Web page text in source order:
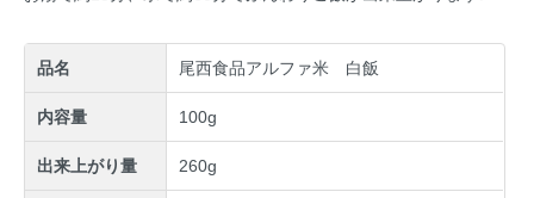
品名 尾西食品アルファ米 白飯
内容量 100g
出来上がり量 260g